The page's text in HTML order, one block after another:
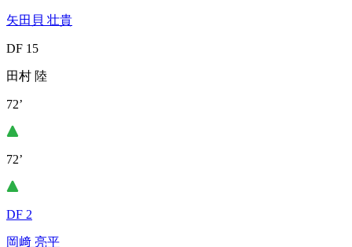
矢田貝 壮貴
DF 15
田村 陸
72’
72’
DF 2
岡﨑 亮平